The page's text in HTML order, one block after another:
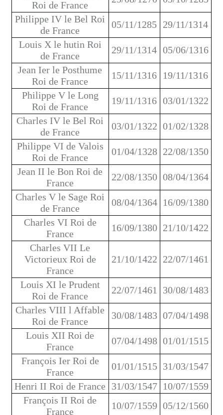
Roi de France
Philippe IV le Bel Roi
de France
05/11/1285 29/11/1314
Louis X le hutin Roi
de France
29/11/1314 05/06/1316
Jean Ier le Posthume
Roi de France
15/11/1316
19/11/1316
Philippe V le Long
Roi de France
19/11/1316 03/01/1322
Charles IV le Bel Roi
de France
03/01/1322 01/02/1328
Philippe VI de Valois
Roi de France
01/04/1328 22/08/1350
Jean II le Bon Roi de
France
22/08/1350 08/04/1364
Charles V le Sage Roi
de France
08/04/1364 16/09/1380
Charles VI Roi de
France
16/09/1380 21/10/1422
Charles VII Le
Victorieux Roi de
France
21/10/1422 22/07/1461
Louis XI le Prudent
Roi de France
22/07/1461
30/08/1483
Charles VIII l Affable
Roi de France
30/08/1483 07/04/1498
Louis XII Roi de
France
07/04/1498 01/01/1515
François Ier Roi de
France
01/01/1515 31/03/1547
Henri II Roi de France
31/03/1547 10/07/1559
François II Roi de
France
10/07/1559 05/12/1560